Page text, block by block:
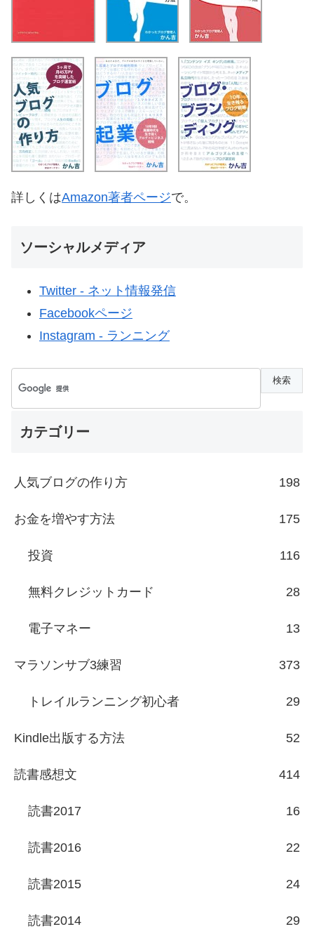
詳しくはAmazon著者ページで。
ソーシャルメディア
Twitter - ネット情報発信
Facebookページ
Instagram - ランニング
カテゴリー
人気ブログの作り方 198
お金を増やす方法 175
投資 116
無料クレジットカード 28
電子マネー 13
マラソンサブ3練習 373
トレイルランニング初心者 29
Kindle出版する方法 52
読書感想文 414
読書2017 16
読書2016 22
読書2015 24
読書2014 29